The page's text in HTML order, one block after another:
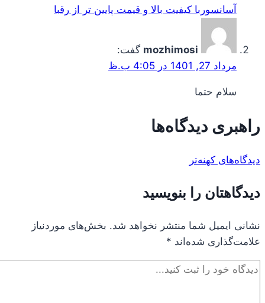
آسانسوربا کیفیت بالا و قیمت پایین تر از رقبا
mozhimosi گفت:
مرداد 27, 1401 در 4:05 ب.ظ
سلام حتما
راهبری دیدگاه‌ها
دیدگاه‌های کهنه‌تر
دیدگاهتان را بنویسید
نشانی ایمیل شما منتشر نخواهد شد. بخش‌های موردنیاز
علامت‌گذاری شده‌اند *